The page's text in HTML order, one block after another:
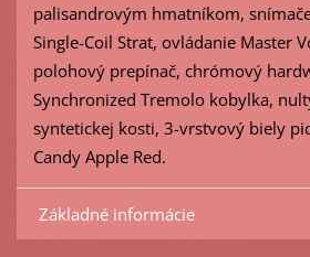
palisandrovým hmatníkom,
Single-Coil Strat, ovládanie Master
polohový prepínač, chrómový
Synchronized Tremolo kobylka,
syntetickej kosti, 3-vrstvový biely
Candy Apple Red.
Základné informácie